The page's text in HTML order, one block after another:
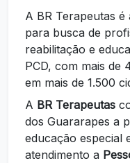
A BR Terapeutas
para busca de
reabilitação e
PCD, com mais de
em mais de 1.500
A BR Terapeutas
dos Guararapes a
educação especial
atendimento a